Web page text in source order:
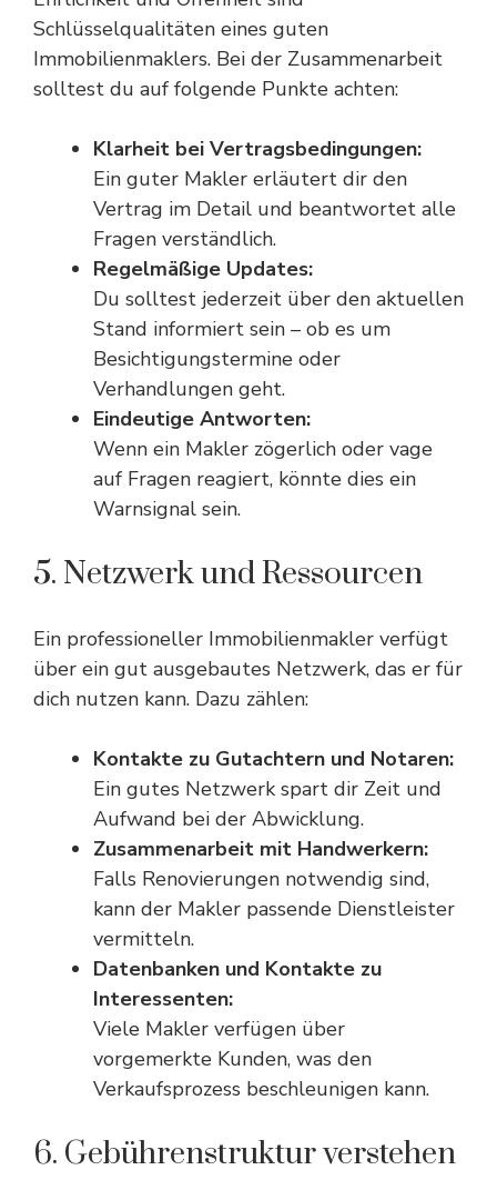
Schlüsselqualitäten eines guten
Immobilienmaklers. Bei der Zusammenarbeit
solltest du auf folgende Punkte achten:
Klarheit bei Vertragsbedingungen:
Ein guter Makler erläutert dir den
Vertrag im Detail und beantwortet alle
Fragen verständlich.
Regelmäßige Updates:
Du solltest jederzeit über den aktuellen
Stand informiert sein – ob es um
Besichtigungstermine oder
Verhandlungen geht.
Eindeutige Antworten:
Wenn ein Makler zögerlich oder vage
auf Fragen reagiert, könnte dies ein
Warnsignal sein.
5. Netzwerk und Ressourcen
Ein professioneller Immobilienmakler verfügt
über ein gut ausgebautes Netzwerk, das er für
dich nutzen kann. Dazu zählen:
Kontakte zu Gutachtern und Notaren:
Ein gutes Netzwerk spart dir Zeit und
Aufwand bei der Abwicklung.
Zusammenarbeit mit Handwerkern:
Falls Renovierungen notwendig sind,
kann der Makler passende Dienstleister
vermitteln.
Datenbanken und Kontakte zu
Interessenten:
Viele Makler verfügen über
vorgemerkte Kunden, was den
Verkaufsprozess beschleunigen kann.
6. Gebührenstruktur verstehen